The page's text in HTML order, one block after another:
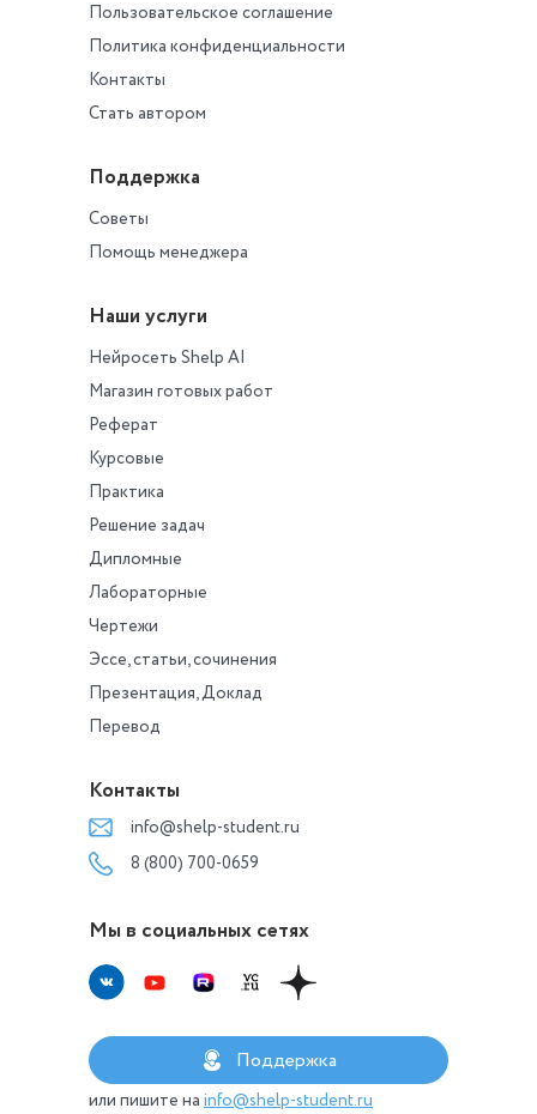
Пользовательское соглашение
Политика конфиденциальности
Контакты
Стать автором
Поддержка
Советы
Помощь менеджера
Наши услуги
Нейросеть Shelp AI
Магазин готовых работ
Реферат
Курсовые
Практика
Решение задач
Дипломные
Лабораторные
Чертежи
Эссе, статьи, сочинения
Презентация, Доклад
Перевод
Контакты
info@shelp-student.ru
8 (800) 700-0659
Мы в социальных сетях
Поддержка
или пишите на info@shelp-student.ru